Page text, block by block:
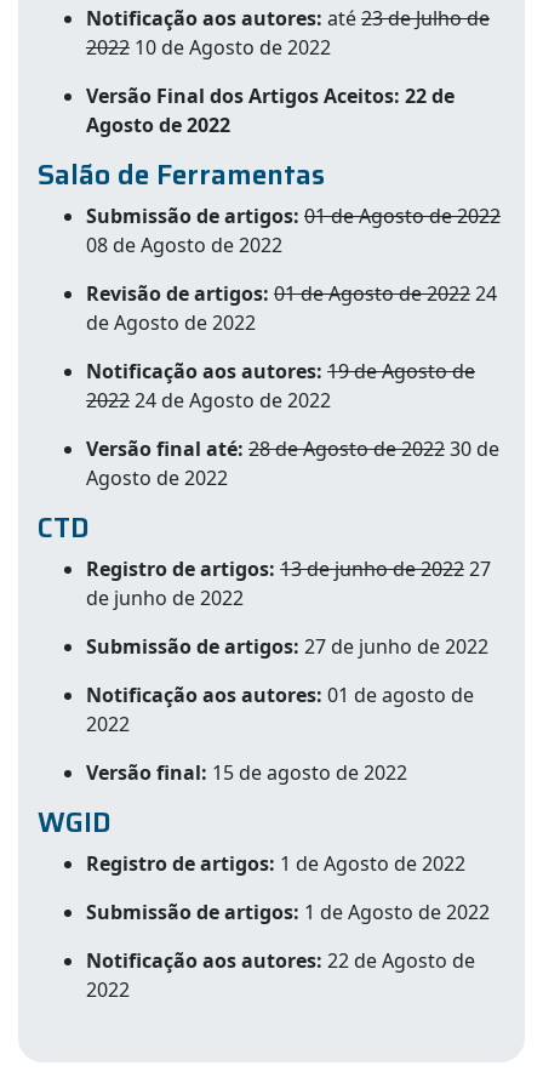
Notificação aos autores: até23 de Julho de
2022 10 de Agosto de 2022
Versão Final dos Artigos Aceitos: 22 de
Agosto de 2022
Salão de Ferramentas
Submissão de artigos: 01 de Agosto de 2022
08 de Agosto de 2022
Revisão de artigos: 01 de Agosto de 202224
de Agosto de 2022
Notificação aos autores: 19 de Agosto de
202224 de Agosto de 2022
Versão final até: 28 de Agosto de 202230 de
Agosto de 2022
CTD
Registro de artigos: 13 de junho de 202227
de junho de 2022
Submissão de artigos: 27 de junho de 2022
Notificação aos autores: 01 de agosto de
2022
Versão final: 15 de agosto de 2022
WGID
Registro de artigos: 1 de Agosto de 2022
Submissão de artigos: 1 de Agosto de 2022
Notificação aos autores: 22 de Agosto de
2022